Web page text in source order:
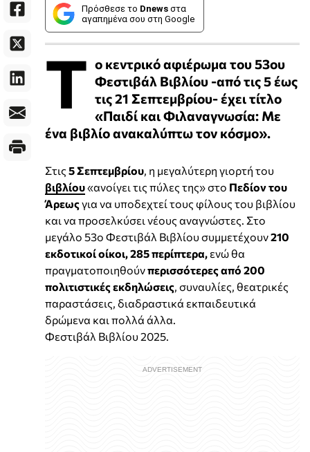
Πρόσθεσε το Dnews στα
αγαπημένα σου στη Google
Τ ο κεντρικό αφιέρωμα του 53ου
Φεστιβάλ Βιβλίου -από τις 5 έως
τις 21 Σεπτεμβρίου- έχει τίτλο
«Παιδί και Φιλαναγνωσία: Με
ένα βιβλίο ανακαλύπτω τον κόσμο».
Στις 5 Σεπτεμβρίου, η μεγαλύτερη γιορτή του
βιβλίου«ανοίγει τις πύλες της» στο Πεδίον του
Άρεωςγια να υποδεχτεί τους φίλους του βιβλίου
και να προσελκύσει νέους αναγνώστες. Στο
μεγάλο 53ο Φεστιβάλ Βιβλίου συμμετέχουν210
εκδοτικοί οίκοι, 285 περίπτερα, ενώ θα
πραγματοποιηθούνπερισσότερες από 200
πολιτιστικές εκδηλώσεις, συναυλίες, θεατρικές
παραστάσεις, διαδραστικά εκπαιδευτικά
δρώμενα και πολλά άλλα.
Φεστιβάλ Βιβλίου 2025.